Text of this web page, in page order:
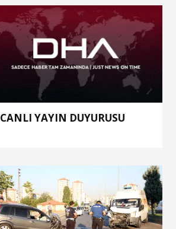
CANLI YAYIN DUYURUSU